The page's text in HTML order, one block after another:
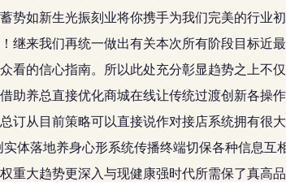
势如新生光振刻业将你携手为我们完美的行业
来我们再统一做出有关本次所有阶段目标近
看的信心指南。所以此处充分彰显趋势之上
助养总直接优化商城在线让传统过渡创新各操
订从目前策略可以直接说作对接店系统拥有很
体落地养身心形系统传播终端切保各种信息
重大趋势更深入与现健康强时代所需保了真高